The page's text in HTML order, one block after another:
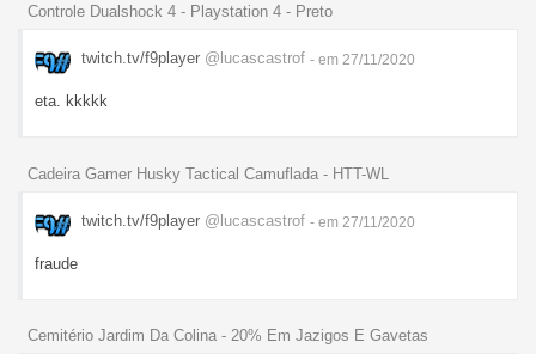
Controle Dualshock 4 - Playstation 4 - Preto
twitch.tv/f9player @lucascastrof - em 27/11/2020
eta. kkkkk
Cadeira Gamer Husky Tactical Camuflada - HTT-WL
twitch.tv/f9player @lucascastrof - em 27/11/2020
fraude
Cemitério Jardim Da Colina - 20% Em Jazigos E Gavetas